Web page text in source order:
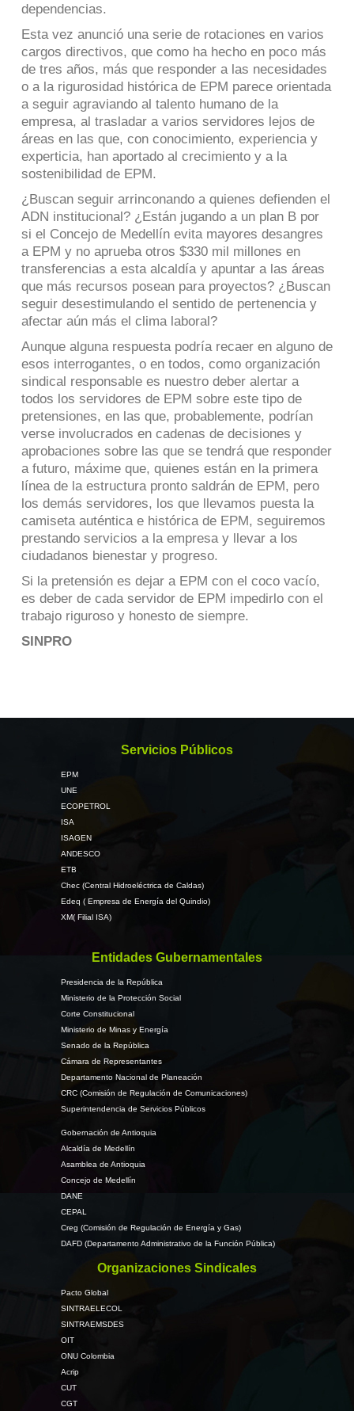
dependencias.
Esta vez anunció una serie de rotaciones en varios
cargos directivos, que como ha hecho en poco más
de tres años, más que responder a las necesidades
o a la rigurosidad histórica de EPM parece orientada
a seguir agraviando al talento humano de la
empresa, al trasladar a varios servidores lejos de
áreas en las que, con conocimiento, experiencia y
experticia, han aportado al crecimiento y a la
sostenibilidad de EPM.
¿Buscan seguir arrinconando a quienes defienden el
ADN institucional? ¿Están jugando a un plan B por
si el Concejo de Medellín evita mayores desangres
a EPM y no aprueba otros $330 mil millones en
transferencias a esta alcaldía y apuntar a las áreas
que más recursos posean para proyectos? ¿Buscan
seguir desestimulando el sentido de pertenencia y
afectar aún más el clima laboral?
Aunque alguna respuesta podría recaer en alguno de
esos interrogantes, o en todos, como organización
sindical responsable es nuestro deber alertar a
todos los servidores de EPM sobre este tipo de
pretensiones, en las que, probablemente, podrían
verse involucrados en cadenas de decisiones y
aprobaciones sobre las que se tendrá que responder
a futuro, máxime que, quienes están en la primera
línea de la estructura pronto saldrán de EPM, pero
los demás servidores, los que llevamos puesta la
camiseta auténtica e histórica de EPM, seguiremos
prestando servicios a la empresa y llevar a los
ciudadanos bienestar y progreso.
Si la pretensión es dejar a EPM con el coco vacío,
es deber de cada servidor de EPM impedirlo con el
trabajo riguroso y honesto de siempre.
SINPRO
Servicios Públicos
EPM
UNE
ECOPETROL
ISA
ISAGEN
ANDESCO
ETB
Chec (Central Hidroeléctrica de Caldas)
Edeq ( Empresa de Energía del Quindio)
XM( Filial ISA)
Entidades Gubernamentales
Presidencia de la República
Ministerio de la Protección Social
Corte Constitucional
Ministerio de Minas y Energía
Senado de la República
Cámara de Representantes
Departamento Nacional de Planeación
CRC (Comisión de Regulación de Comunicaciones)
Superintendencia de Servicios Públicos
Gobernación de Antioquia
Alcaldía de Medellín
Asamblea de Antioquia
Concejo de Medellín
DANE
CEPAL
Creg (Comisión de Regulación de Energía y Gas)
DAFD (Departamento Administrativo de la Función Pública)
Organizaciones Sindicales
Pacto Global
SINTRAELECOL
SINTRAEMSDES
OIT
ONU Colombia
Acrip
CUT
CGT